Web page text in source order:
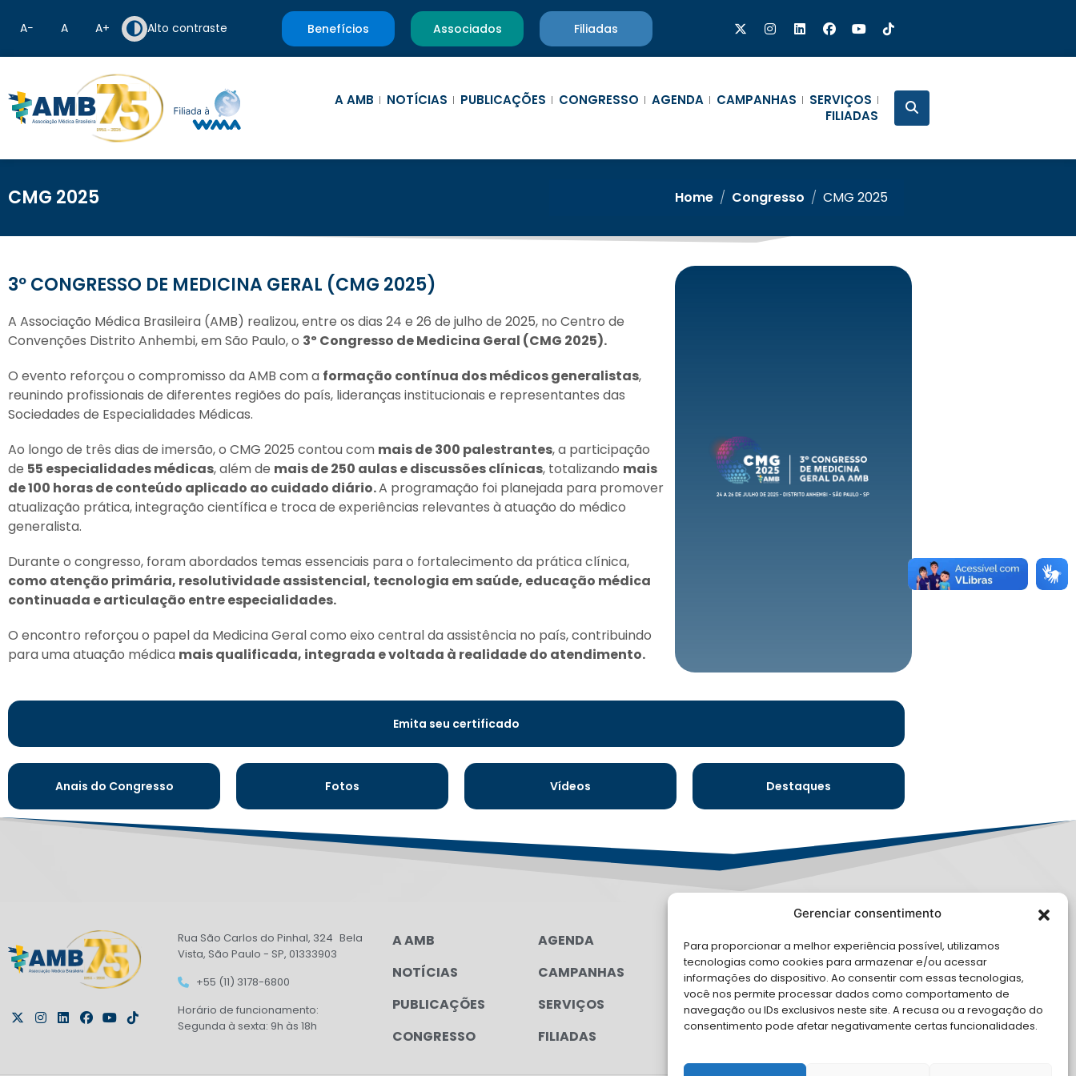
Gerenciar consentimento
Para proporcionar a melhor experiência possível, utilizamos
tecnologias como cookies para armazenar e/ou acessar
informações do dispositivo. Ao consentir com essas tecnologias,
você nos permite processar dados como comportamento de
navegação ou IDs exclusivos neste site. A recusa ou a revogação do
consentimento pode afetar negativamente certas funcionalidades.
A− A A+ Alto contraste Benefícios Associados Filiadas
A AMB NOTÍCIAS PUBLICAÇÕES CONGRESSO AGENDA CAMPANHAS
SERVIÇOS
FILIADAS
CMG 2025 Home / Congresso / CMG 2025
3º CONGRESSO DE MEDICINA GERAL (CMG 2025)
A Associação Médica Brasileira (AMB) realizou, entre os dias 24 e 26 de julho de 2025, no Centro de
Convenções Distrito Anhembi, em São Paulo, o 3º Congresso de Medicina Geral (CMG 2025).
O evento reforçou o compromisso da AMB com a formação contínua dos médicos generalistas,
reunindo profissionais de diferentes regiões do país, lideranças institucionais e representantes das
Sociedades de Especialidades Médicas.
Ao longo de três dias de imersão, o CMG 2025 contou com mais de 300 palestrantes, a participação
de 55 especialidades médicas, além de mais de 250 aulas e discussões clínicas, totalizando mais
de 100 horas de conteúdo aplicado ao cuidado diário.A programação foi planejada para promover
atualização prática, integração científica e troca de experiências relevantes à atuação do médico
generalista.
Durante o congresso, foram abordados temas essenciais para o fortalecimento da prática clínica,
como atenção primária, resolutividade assistencial, tecnologia em saúde, educação médica
continuada e articulação entre especialidades.
O encontro reforçou o papel da Medicina Geral como eixo central da assistência no país, contribuindo
para uma atuação médica mais qualificada, integrada e voltada à realidade do atendimento.
Emita seu certificado
Anais do Congresso Fotos Vídeos Destaques
Rua São Carlos do Pinhal, 324 Bela
Vista, São Paulo - SP, 01333903
+55 (11) 3178-6800
Horário de funcionamento:
Segunda à sexta: 9h às 18h
A AMB
NOTÍCIAS
PUBLICAÇÕES
CONGRESSO
AGENDA
CAMPANHAS
SERVIÇOS
FILIADAS
LGPD
FALE CONOSCO
Solicite Apoio Institucional da AMB
para o seu evento